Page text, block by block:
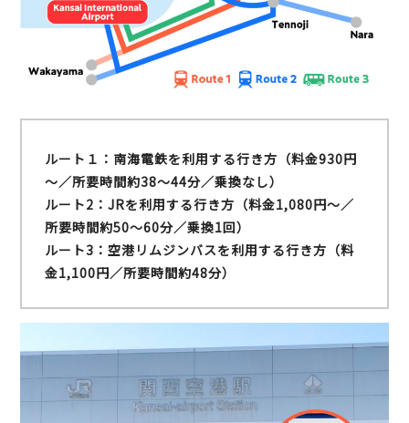
ルート１：南海電鉄を利用する行き方（料金930円
～／所要時間約38～44分／乗換なし）
ルート2：JRを利用する行き方（料金1,080円～／
所要時間約50～60分／乗換1回）
ルート3：空港リムジンバスを利用する行き方（料
金1,100円／所要時間約48分）